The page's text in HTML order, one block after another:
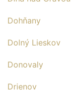
Dohňany
Dolný Lieskov
Donovaly
Drienov